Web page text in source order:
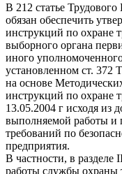
В 212 статье Трудового
обязан обеспечить
инструкций по охране
выборного органа
иного
установленном ст. 372
на основе
инструкций по охране
13.05.2004 г исходя из
выполняемой работы и
требований по
предприятия.
В частности, в разделе
работы службы охраны